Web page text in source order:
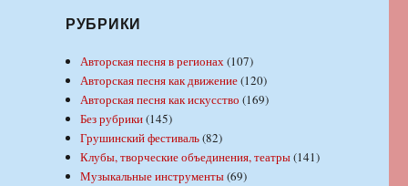
РУБРИКИ
Авторская песня в регионах(107)
Авторская песня как движение(120)
Авторская песня как искусство (169)
Без рубрики(145)
Грушинский фестиваль(82)
Клубы, творческие объединения, театры(141)
Музыкальные инструменты(69)